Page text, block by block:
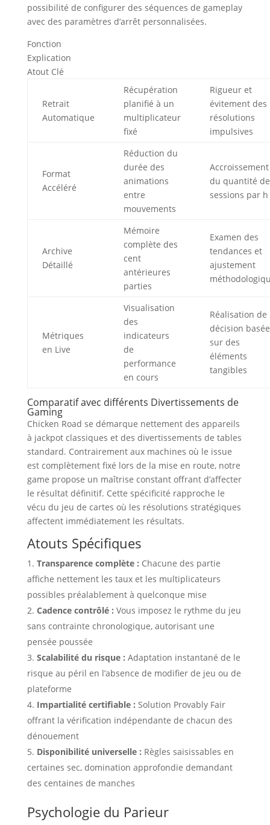
possibilité de configurer des séquences de gameplay
avec des paramètres d’arrêt personnalisées.
Fonction
Explication
Atout Clé
Retrait
Automatique
Récupération
planifié à un
multiplicateur
fixé
Rigueur et
évitement des
résolutions
impulsives
Format
Accéléré
Réduction du
durée des
animations
entre
mouvements
Accroissement
du quantité de
sessions par h
Archive
Détaillé
Mémoire
complète des
cent
antérieures
parties
Examen des
tendances et
ajustement
Métriques
en Live
Visualisation
des
indicateurs
de
performance
en cours
Réalisation de
décision basée
sur des
éléments
tangibles
Comparatif avec différents Divertissements de
Gaming
Chicken Road se démarque nettement des appareils
à jackpot classiques et des divertissements de tables
standard. Contrairement aux machines où le issue
est complètement fixé lors de la mise en route, notre
game propose un maîtrise constant offrant d’affecter
le résultat définitif. Cette spécificité rapproche le
vécu du jeu de cartes où les résolutions stratégiques
affectent immédiatement les résultats.
Atouts Spécifiques
Transparence complète : Chacune des partie
affiche nettement les taux et les multiplicateurs
possibles préalablement à quelconque mise
Cadence contrôlé : Vous imposez le rythme du jeu
sans contrainte chronologique, autorisant une
pensée poussée
Scalabilité du risque : Adaptation instantané de le
risque au péril en l’absence de modifier de jeu ou de
plateforme
Impartialité certifiable : Solution Provably Fair
offrant la vérification indépendante de chacun des
dénouement
Disponibilité universelle : Règles saisissables en
certaines sec, domination approfondie demandant
des centaines de manches
Psychologie du Parieur